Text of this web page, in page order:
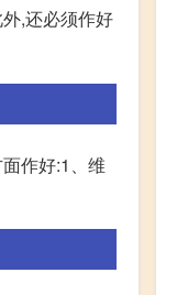
,还必须作好
作好:1、维